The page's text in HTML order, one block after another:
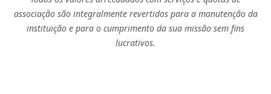
associação são integralmente revertidos para a manutenção da
instituição e para o cumprimento da sua missão sem fins
lucrativos.